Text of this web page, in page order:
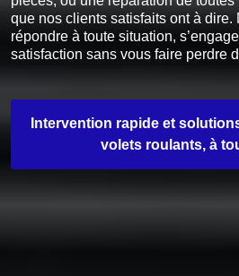
que nos clients satisfaits ont à dire.
répondre à toute situation,
satisfaction sans vous faire perdre
Intervention rapide et
volets roulants, à